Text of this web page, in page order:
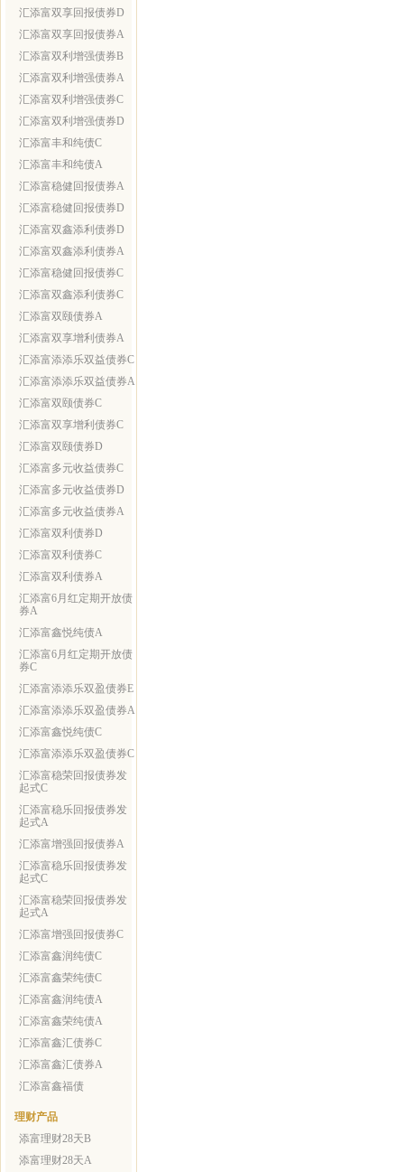
汇添富双享回报债券D
汇添富双享回报债券A
汇添富双利增强债券B
汇添富双利增强债券A
汇添富双利增强债券C
汇添富双利增强债券D
汇添富丰和纯债C
汇添富丰和纯债A
汇添富稳健回报债券A
汇添富稳健回报债券D
汇添富双鑫添利债券D
汇添富双鑫添利债券A
汇添富稳健回报债券C
汇添富双鑫添利债券C
汇添富双颐债券A
汇添富双享增利债券A
汇添富添添乐双益债券C
汇添富添添乐双益债券A
汇添富双颐债券C
汇添富双享增利债券C
汇添富双颐债券D
汇添富多元收益债券C
汇添富多元收益债券D
汇添富多元收益债券A
汇添富双利债券D
汇添富双利债券C
汇添富双利债券A
汇添富6月红定期开放债
券A
汇添富鑫悦纯债A
汇添富6月红定期开放债
券C
汇添富添添乐双盈债券E
汇添富添添乐双盈债券A
汇添富鑫悦纯债C
汇添富添添乐双盈债券C
汇添富稳荣回报债券发
起式C
汇添富稳乐回报债券发
起式A
汇添富增强回报债券A
汇添富稳乐回报债券发
起式C
汇添富稳荣回报债券发
起式A
汇添富增强回报债券C
汇添富鑫润纯债C
汇添富鑫荣纯债C
汇添富鑫润纯债A
汇添富鑫荣纯债A
汇添富鑫汇债券C
汇添富鑫汇债券A
汇添富鑫福债
理财产品
添富理财28天B
添富理财28天A